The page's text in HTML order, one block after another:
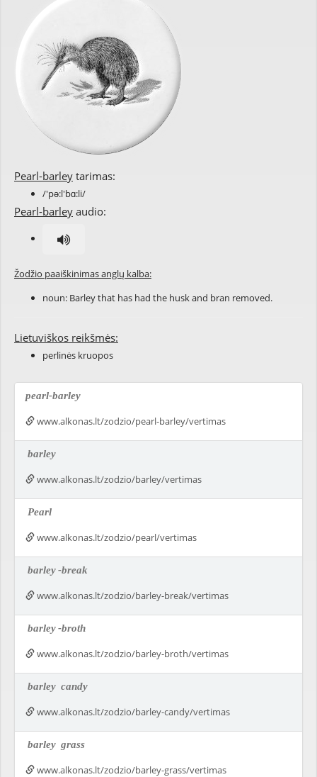
Pearl-barley tarimas:
/'pə:l'bɑ:li/
Pearl-barley audio:
Žodžio paaiškinimas anglų kalba:
noun: Barley that has had the huskand bran removed.
Lietuviškos reikšmės:
perlinės kruopos
pearl-barley
www.alkonas.lt/zodzio/pearl-barley/vertimas
barley
www.alkonas.lt/zodzio/barley/vertimas
Pearl
www.alkonas.lt/zodzio/pearl/vertimas
barley-break
www.alkonas.lt/zodzio/barley-break/vertimas
barley-broth
www.alkonas.lt/zodzio/barley-broth/vertimas
barley candy
www.alkonas.lt/zodzio/barley-candy/vertimas
barley grass
www.alkonas.lt/zodzio/barley-grass/vertimas